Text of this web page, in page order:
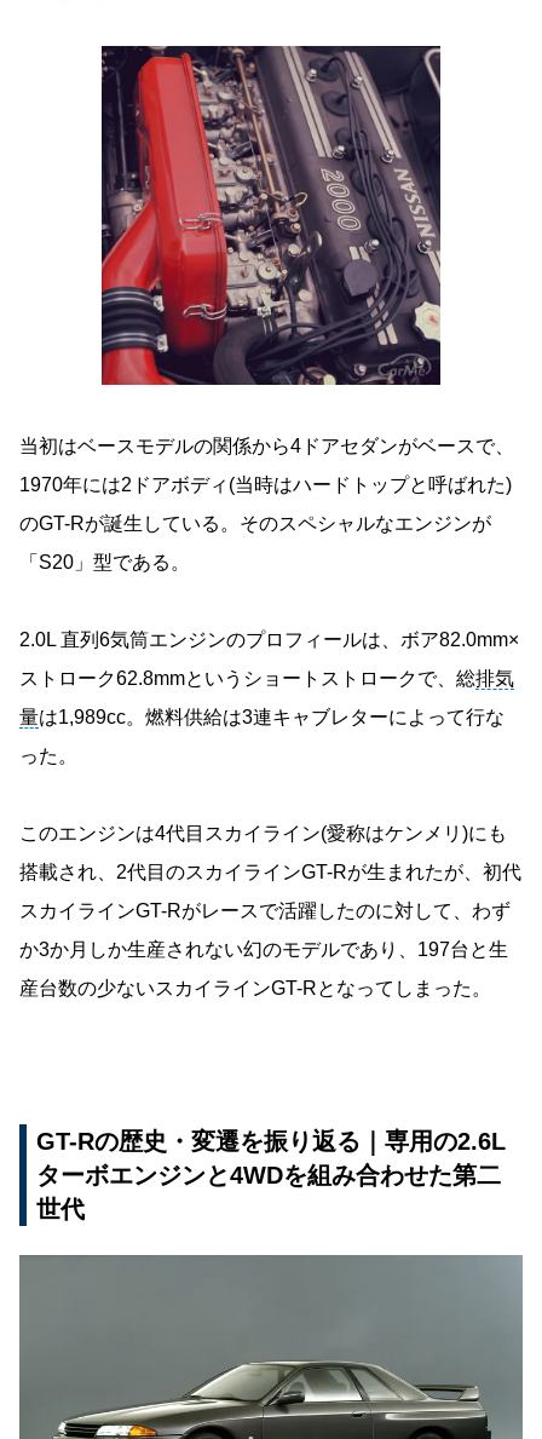
当初はベースモデルの関係から4ドアセダンがベースで、
1970年には2ドアボディ(当時はハードトップと呼ばれた)
のGT-Rが誕生している。そのスペシャルなエンジンが
「S20」型である。
2.0L 直列6気筒エンジンのプロフィールは、ボア82.0mm×
ストローク62.8mmというショートストロークで、総排気
量は1,989cc。燃料供給は3連キャブレターによって行な
った。
このエンジンは4代目スカイライン(愛称はケンメリ)にも
搭載され、2代目のスカイラインGT-Rが生まれたが、初代
スカイラインGT-Rがレースで活躍したのに対して、わず
か3か月しか生産されない幻のモデルであり、197台と生
産台数の少ないスカイラインGT-Rとなってしまった。
GT-Rの歴史・変遷を振り返る｜専用の2.6L
ターボエンジンと4WDを組み合わせた第二
世代